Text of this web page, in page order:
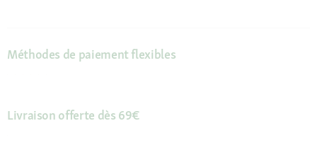
Méthodes de paiement flexibles
Livraison offerte dès 69€